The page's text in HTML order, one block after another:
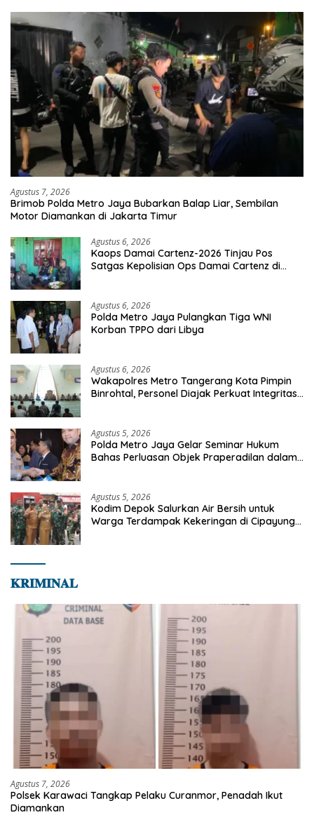
Agustus 7, 2026
Brimob Polda Metro Jaya Bubarkan Balap Liar, Sembilan
Motor Diamankan di Jakarta Timur
Agustus 6, 2026
Kaops Damai Cartenz-2026 Tinjau Pos
Satgas Kepolisian Ops Damai Cartenz di
Agustus 6, 2026
Polda Metro Jaya Pulangkan Tiga WNI
Korban TPPO dari Libya
Agustus 6, 2026
Wakapolres Metro Tangerang Kota Pimpin
Binrohtal, Personel Diajak Perkuat Integritas
Agustus 5, 2026
Polda Metro Jaya Gelar Seminar Hukum
Bahas Perluasan Objek Praperadilan dalam
Agustus 5, 2026
Kodim Depok Salurkan Air Bersih untuk
Warga Terdampak Kekeringan di Cipayung
𝐊𝐑𝐈𝐌𝐈𝐍𝐀𝐋
Agustus 7, 2026
Polsek Karawaci Tangkap Pelaku Curanmor, Penadah Ikut
Diamankan